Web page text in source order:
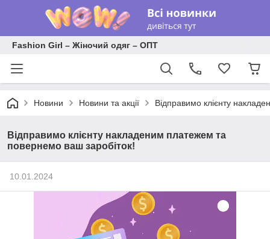
Fashion Girl – Жіночий одяг – ОПТ
Новини Новини та акції Відправимо клієнту
Відправимо клієнту накладеним платежем та
повернемо ваш заробіток!
10.01.2024